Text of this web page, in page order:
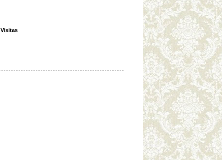
Visitas